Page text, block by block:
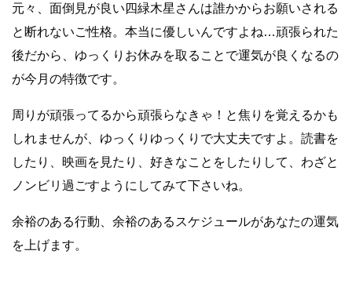
元々、面倒見が良い四緑木星さんは誰かからお願いされる
と断れないご性格。本当に優しいんですよね…頑張られた
後だから、ゆっくりお休みを取ることで運気が良くなるの
が今月の特徴です。
周りが頑張ってるから頑張らなきゃ！と焦りを覚えるかも
しれませんが、ゆっくりゆっくりで大丈夫ですよ。読書を
したり、映画を見たり、好きなことをしたりして、わざと
ノンビリ過ごすようにしてみて下さいね。
余裕のある行動、余裕のあるスケジュールがあなたの運気
を上げます。